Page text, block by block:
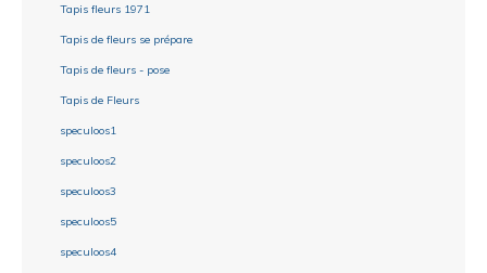
Tapis fleurs 1971
Tapis de fleurs se prépare
Tapis de fleurs - pose
Tapis de Fleurs
speculoos1
speculoos2
speculoos3
speculoos5
speculoos4